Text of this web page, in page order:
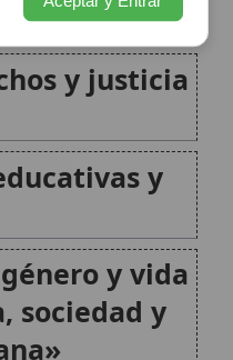
y vida
y
9.58•Citar este
•Compartir artículo •
aplicación